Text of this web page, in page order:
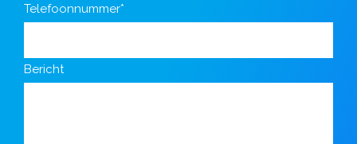
Telefoonnummer*
Bericht